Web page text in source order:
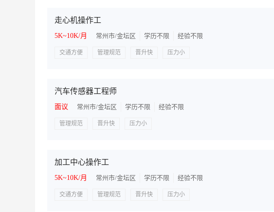
走心机操作工
5K~10K/月
常州市/金坛区 学历不限 经验不限
交通方便 管理规范 晋升快 压力小
汽车传感器工程师
面议
常州市/金坛区 学历不限 经验不限
管理规范 晋升快 压力小
加工中心操作工
5K~10K/月
常州市/金坛区 学历不限 经验不限
交通方便 管理规范 晋升快 压力小